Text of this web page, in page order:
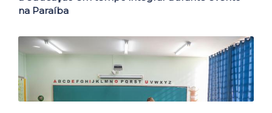
na Paraíba